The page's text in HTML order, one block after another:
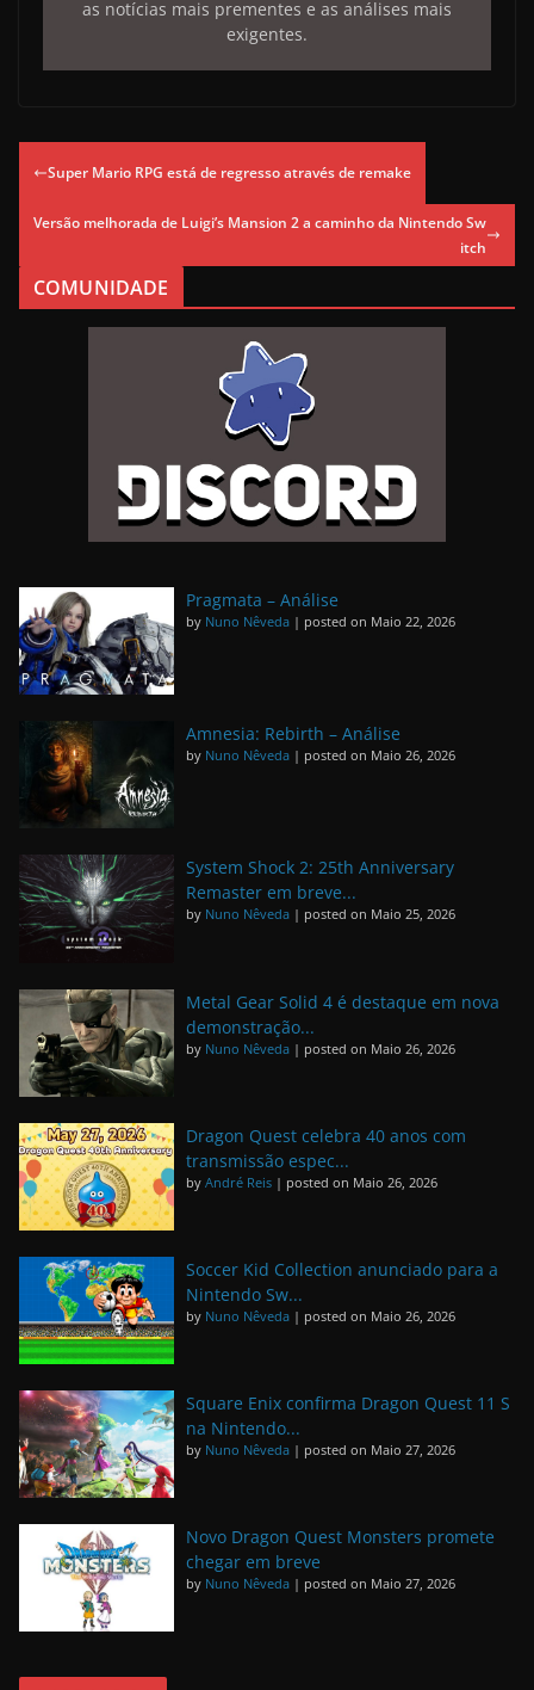
as notícias mais prementes e as análises mais
exigentes.
Super Mario RPG está de regresso através de remake
Versão melhorada de Luigi’s Mansion 2 a caminho da Nintendo Sw
itch
COMUNIDADE
Pragmata – Análise
by Nuno Nêveda | posted on Maio 22, 2026
Amnesia: Rebirth – Análise
by Nuno Nêveda | posted on Maio 26, 2026
System Shock 2: 25th Anniversary
Remaster em breve...
by Nuno Nêveda | posted on Maio 25, 2026
Metal Gear Solid 4 é destaque em nova
demonstração...
by Nuno Nêveda | posted on Maio 26, 2026
Dragon Quest celebra 40 anos com
transmissão espec...
by André Reis | posted on Maio 26, 2026
Soccer Kid Collection anunciado para a
Nintendo Sw...
by Nuno Nêveda | posted on Maio 26, 2026
Square Enix confirma Dragon Quest 11 S
na Nintendo...
by Nuno Nêveda | posted on Maio 27, 2026
Novo Dragon Quest Monsters promete
chegar em breve
by Nuno Nêveda | posted on Maio 27, 2026